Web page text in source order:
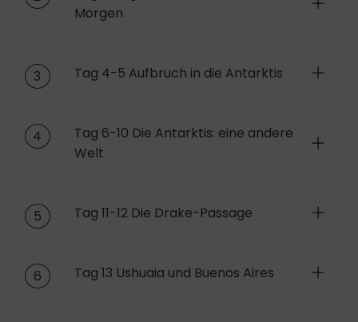
Morgen
3 Tag 4-5 Aufbruch in die Antarktis
4
Tag 6-10 Die Antarktis: eine andere
Welt
5 Tag 11-12 Die Drake-Passage
6 Tag 13 Ushuaia und Buenos Aires